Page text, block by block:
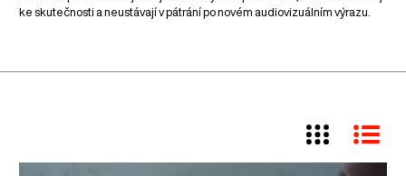
ke skutečnosti a neustávají v pátrání po novém audiovizuálním výrazu.